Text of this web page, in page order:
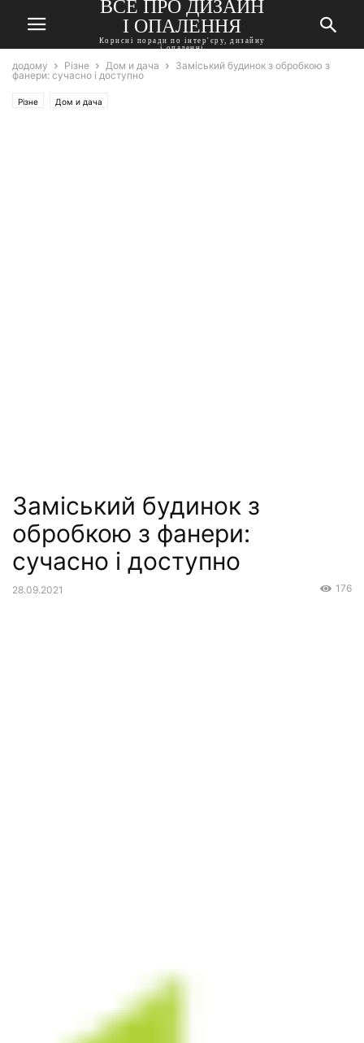
ВСЕ ПРО ДИЗАЙН
І ОПАЛЕННЯ
Корисні поради по інтер'єру, дизайну
і опаленні
додому Різне Дом и дача
Заміський будинок з обробкою з
фанери: сучасно і доступно
Різне Дом и дача
Заміський будинок з
обробкою з фанери:
сучасно і доступно
28.09.2021 176